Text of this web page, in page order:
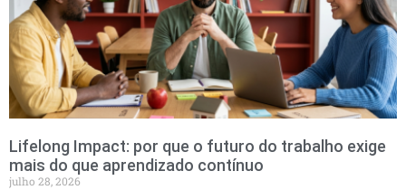
Lifelong Impact: por que o futuro do trabalho exige
mais do que aprendizado contínuo
julho 28, 2026